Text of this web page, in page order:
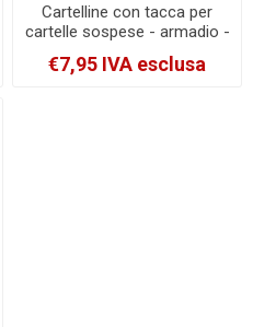
Cartelline con tacca per
cartelle sospese - armadio -
24x32 cm - Exacompta - set
6 pezzi [336000E]
€7,95 IVA esclusa